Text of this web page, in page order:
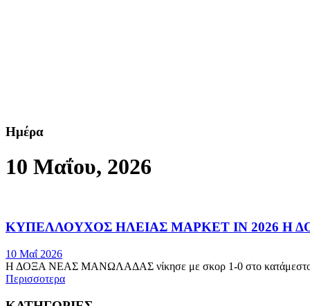
Ημέρα
10 Μαΐου, 2026
ΚΥΠΕΛΛΟΥΧΟΣ ΗΛΕΙΑΣ ΜΑΡΚΕΤ ΙΝ 2026 Η
10 Μαΐ 2026
Η ΔΟΞΑ ΝΕΑΣ ΜΑΝΩΛΑΔΑΣ νίκησε με σκορ 1-0 στο κατάμεστο
Περισσοτερα